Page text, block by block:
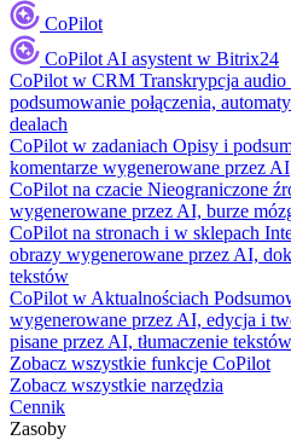
CoPilot
CoPilot AI asystent w Bitrix24
CoPilot w CRM Transkrypcja audio
podsumowanie połączenia,
dealach
CoPilot w zadaniach Opisy i
komentarze wygenerowane przez AI
CoPilot na czacie Nieograniczone
wygenerowane przez AI, burze
CoPilot na stronach i w sklepach
obrazy wygenerowane przez AI,
tekstów
CoPilot w Aktualnościach
wygenerowane przez AI, edycja i
pisane przez AI, tłumaczenie tekstów
Zobacz wszystkie funkcje CoPilot
Zobacz wszystkie narzędzia
Cennik
Zasoby